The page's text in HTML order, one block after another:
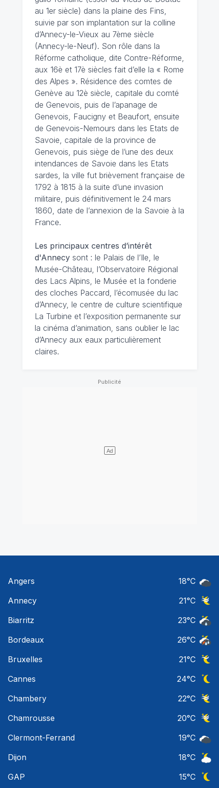
au 1er siècle) dans la plaine des Fins,
suivie par son implantation sur la colline
d’Annecy-le-Vieux au 7ème siècle
(Annecy-le-Neuf). Son rôle dans la
Réforme catholique, dite Contre-Réforme,
aux 16è et 17è siècles fait d’elle la « Rome
des Alpes ». Résidence des comtes de
Genève au 12è siècle, capitale du comté
de Genevois, puis de l’apanage de
Genevois, Faucigny et Beaufort, ensuite
de Genevois-Nemours dans les Etats de
Savoie, capitale de la province de
Genevois, puis siège de l’une des deux
intendances de Savoie dans les Etats
sardes, la ville fut brièvement française de
1792 à 1815 à la suite d’une invasion
militaire, puis définitivement le 24 mars
1860, date de l’annexion de la Savoie à la
France.
Les principaux centres d’intérêt
d'Annecysont : le Palais de l’Ile, le
Musée-Château, l’Observatoire Régional
des Lacs Alpins, le Musée et la fonderie
des cloches Paccard, l’écomusée du lac
d’Annecy, le centre de culture scientifique
La Turbine et l’exposition permanente sur
la cinéma d’animation, sans oublier le lac
d’Annecy aux eaux particulièrement
claires.
Angers 18°C
Annecy
21°C
Biarritz
23°C
Bordeaux
26°C
Bruxelles
21°C
Cannes
24°C
Chambery
22°C
Chamrousse
20°C
Clermont-Ferrand
19°C
Dijon
18°C
GAP
15°C